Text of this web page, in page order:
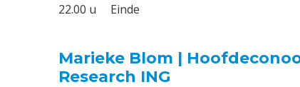
22.00 u
Einde
Marieke Blom |
Research ING